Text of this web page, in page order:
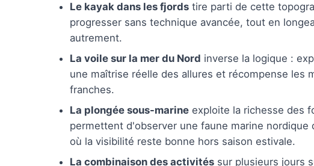
Le kayak dans les fjords tire parti de cette
progresser sans technique avancée, tout en
autrement.
La voile sur la mer du Nord inverse la logique :
une maîtrise réelle des allures et récompense les
franches.
La plongée sous-marine exploite la richesse des
permettent d'observer une faune marine
où la visibilité reste bonne hors saison estivale.
La combinaison des activités sur plusieurs jours